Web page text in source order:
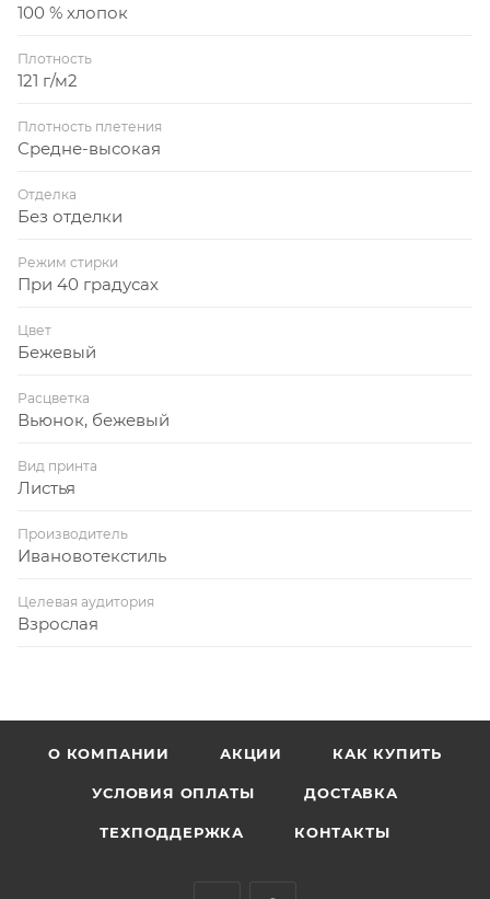
100 % хлопок
Плотность
121 г/м2
Плотность плетения
Средне-высокая
Отделка
Без отделки
Режим стирки
При 40 градусах
Цвет
Бежевый
Расцветка
Вьюнок, бежевый
Вид принта
Листья
Производитель
Ивановотекстиль
Целевая аудитория
Взрослая
О КОМПАНИИ АКЦИИ КАК КУПИТЬ
УСЛОВИЯ ОПЛАТЫ ДОСТАВКА
ТЕХПОДДЕРЖКА КОНТАКТЫ